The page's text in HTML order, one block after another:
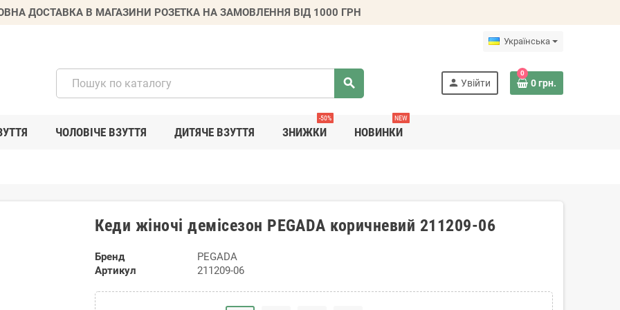
ДОСТАВКА В МАГАЗИНИ РОЗЕТКА НА ЗАМОВЛЕННЯ ВІД 1000 ГРН
Українська
search person Увійти
0
0 грн.
ЧОЛОВІЧЕ ВЗУТТЯ ДИТЯЧЕ ВЗУТТЯ ЗНИЖКИ
-50%
НОВИНКИ
NEW
Кеди жіночі демісезон PEGADA коричневий 211209-06
Бренд
PEGADA
Артикул
211209-06